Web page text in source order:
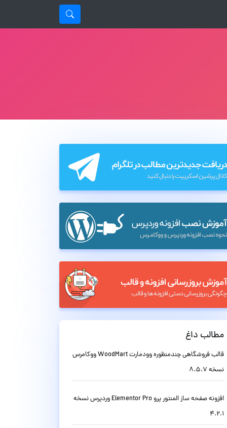
مطالب داغ
قالب فروشگاهی چندمنظوره وودمارت WoodMart ووکامرس
نسخه 8.5.7
افزونه صفحه ساز المنتور پرو Elementor Pro وردپرس نسخه
4.2.1